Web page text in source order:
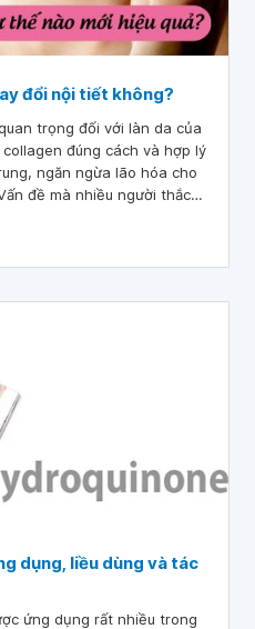
đổi nội tiết không?
trọng đối với làn da của
đúng cách và hợp lý
ngăn ngừa lão hóa cho
đề mà nhiều người thắc
dụng, liều dùng và tác
ứng dụng rất nhiều trong